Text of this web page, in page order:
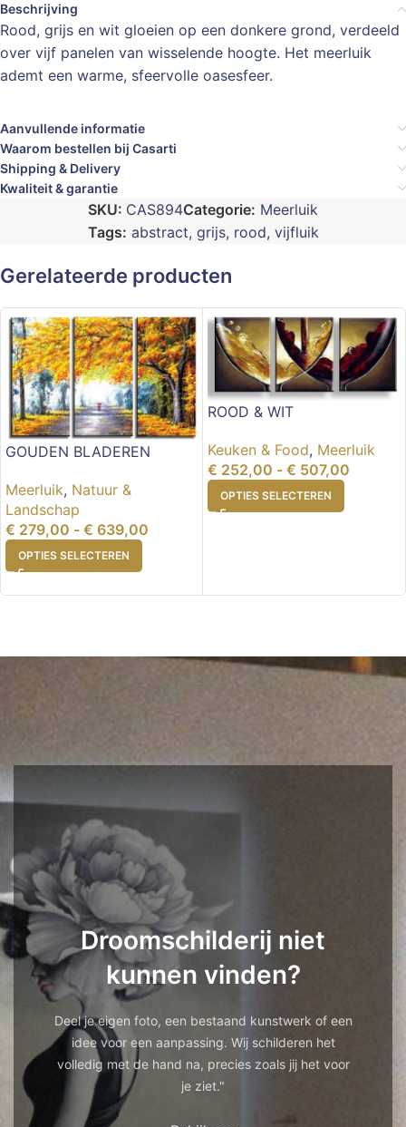
Beschrijving
Rood, grijs en wit gloeien op een donkere grond, verdeeld
over vijf panelen van wisselende hoogte. Het meerluik
ademt een warme, sfeervolle oasesfeer.
Aanvullende informatie
Waarom bestellen bij Casarti
Shipping & Delivery
Kwaliteit & garantie
SKU: CAS894Categorie: Meerluik
Tags: abstract, grijs, rood, vijfluik
Gerelateerde producten
GOUDEN BLADEREN
Meerluik, Natuur &
Landschap
€ 279,00 - € 639,00
OPTIES SELECTEREN
ROOD & WIT
Keuken & Food, Meerluik
€ 252,00 - € 507,00
OPTIES SELECTEREN
Droomschilderij niet
kunnen vinden?
Deel je eigen foto, een bestaand kunstwerk of een
idee voor een aanpassing. Wij schilderen het
volledig met de hand na, precies zoals jij het voor
je ziet."